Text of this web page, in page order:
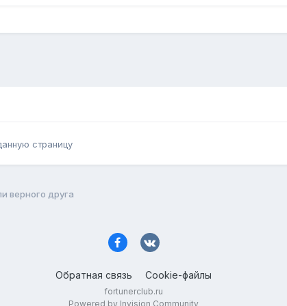
страницу
верного друга
Обратная связь Cookie-файлы
fortunerclub.ru
Powered by Invision Community